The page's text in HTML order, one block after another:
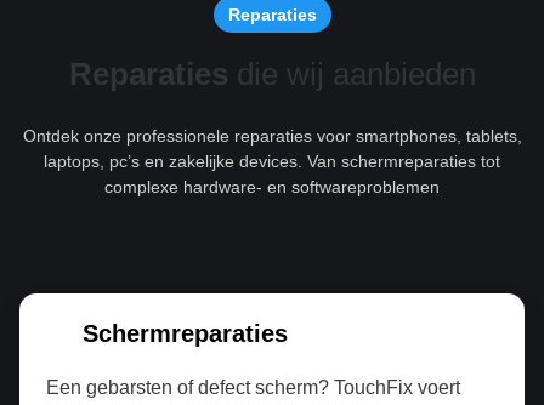
Reparaties
Reparaties die wij aanbieden
Ontdek onze professionele reparaties voor smartphones, tablets,
laptops, pc’s en zakelijke devices. Van schermreparaties tot
complexe hardware- en softwareproblemen
Schermreparaties
Een gebarsten of defect scherm? TouchFix voert